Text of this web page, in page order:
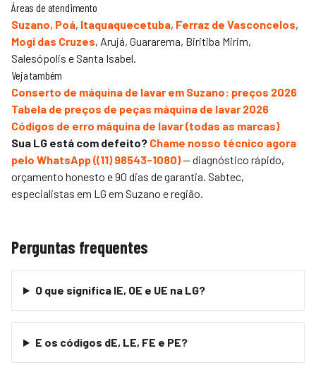
Áreas de atendimento
Suzano, Poá, Itaquaquecetuba, Ferraz de Vasconcelos,
Mogi das Cruzes, Arujá, Guararema, Biritiba Mirim,
Salesópolis e Santa Isabel.
Veja também
Conserto de máquina de lavar em Suzano: preços 2026
Tabela de preços de peças máquina de lavar 2026
Códigos de erro máquina de lavar (todas as marcas)
Sua LG está com defeito? Chame nosso técnico agora
pelo WhatsApp ((11) 98543-1080)— diagnóstico rápido,
orçamento honesto e 90 dias de garantia. Sabtec,
especialistas em LG em Suzano e região.
Perguntas frequentes
O que significa IE, OE e UE na LG?
E os códigos dE, LE, FE e PE?